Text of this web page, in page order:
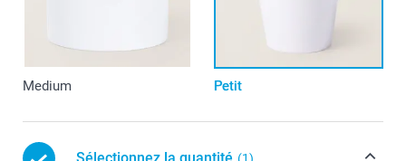
Medium Petit